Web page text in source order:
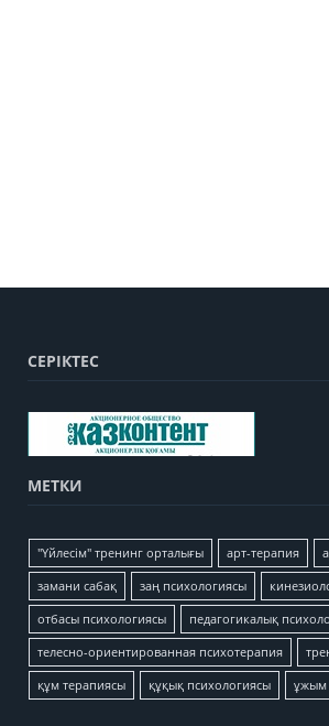
СЕРІКТЕС
МЕТКИ
"Үйлесім" тренинг орталығы арт-терапия
замани сабақ заң психологиясы
отбасы психологиясы педагогикалық
телесно-ориентированная психотерапия
құм терапиясы құқық психологиясы ұжым